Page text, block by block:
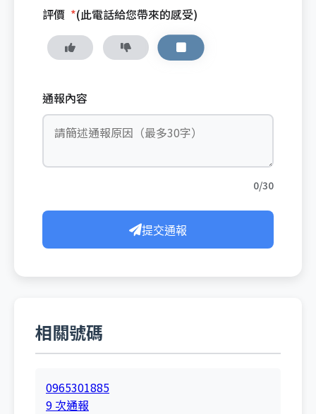
評價 *(此電話給您帶來的感受)
通報內容
0/30
提交通報
相關號碼
0965301885
9 次通報